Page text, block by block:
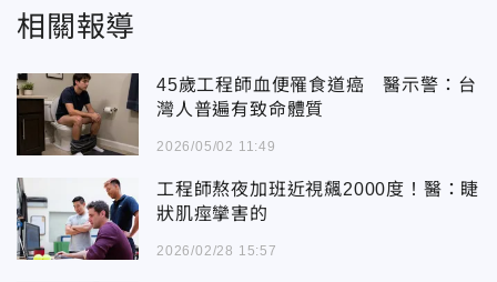
相關報導
45歲工程師血便罹食道癌 醫示警：台
灣人普遍有致命體質
2026/05/02 11:49
工程師熬夜加班近視飆2000度！醫：睫
狀肌痙攣害的
2026/02/28 15:57